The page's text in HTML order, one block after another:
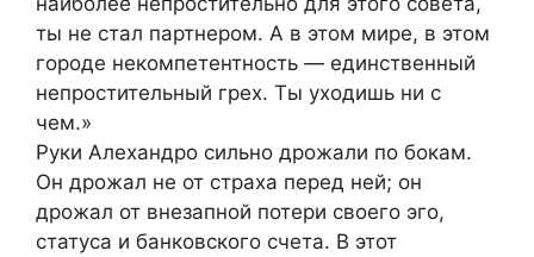
ты не стал партнером. А в этом мире, в этом
городе некомпетентность — единственный
непростительный грех. Ты уходишь ни с
чем.»
Руки Алехандро сильно дрожали по бокам.
Он дрожал не от страха перед ней; он
дрожал от внезапной потери своего эго,
статуса и банковского счета. В этот